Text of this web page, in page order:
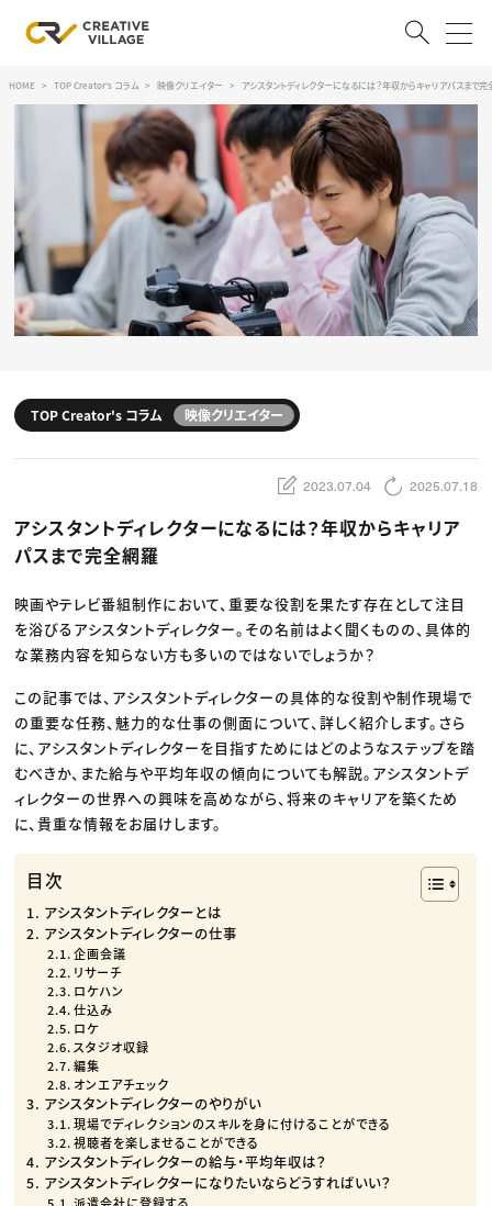
ログイン 会員登録
クリエイター求人を探す
CREATIVE JOB求人検索
特集求人
採用説明会
スキルアップしたい！
デザイン
編集・ライティング
マーケティング
ディレクション
業界解説・キャリア事情
TOP Creator’s コラム
Webクリエイター
アプリクリエイター
ゲームクリエイター
映像クリエイター
クリエイターインタビュー
C＆R Magazine
セミナー
ニュース・トレンド トップ
Web
映像
ゲーム・エンタメ
出版
CREATIVE VILLAGEからのお知らせ
プロフェッショナル×つながる×メディア
HOME TOP Creator's コラム 映像クリエイター アシスタントディレクターになるには？年収からキャリアパスまで完
TOP Creator's コラム 映像クリエイター
2023.07.04 2025.07.18
アシスタントディレクターになるには？年収からキャリア
パスまで完全網羅
映画やテレビ番組制作において、重要な役割を果たす存在として注目
を浴びるアシスタントディレクター。その名前はよく聞くものの、具体的
な業務内容を知らない方も多いのではないでしょうか？
この記事では、アシスタントディレクターの具体的な役割や制作現場で
の重要な任務、魅力的な仕事の側面について、詳しく紹介します。さら
に、アシスタントディレクターを目指すためにはどのようなステップを踏
むべきか、また給与や平均年収の傾向についても解説。アシスタントデ
ィレクターの世界への興味を高めながら、将来のキャリアを築くため
に、貴重な情報をお届けします。
目次
アシスタントディレクターとは
アシスタントディレクターの仕事
企画会議
リサーチ
ロケハン
仕込み
ロケ
スタジオ収録
編集
オンエアチェック
アシスタントディレクターのやりがい
現場でディレクションのスキルを身に付けることができる
視聴者を楽しませることができる
アシスタントディレクターの給与・平均年収は？
アシスタントディレクターになりたいならどうすればいい？
派遣会社に登録する